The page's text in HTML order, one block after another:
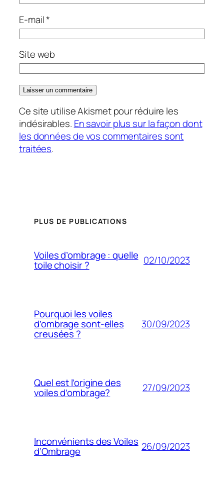
E-mail*
Site web
Ce site utilise Akismet pour réduire les
indésirables. En savoir plus sur la façon dont
les données de vos commentaires sont
traitées.
PLUS DE PUBLICATIONS
Voiles d’ombrage : quelle
toile choisir ? 02/10/2023
Pourquoi les voiles
d’ombrage sont-elles
creusées ?
30/09/2023
Quel est l’origine des
voiles d’ombrage? 27/09/2023
Inconvénients des Voiles
d’Ombrage 26/09/2023